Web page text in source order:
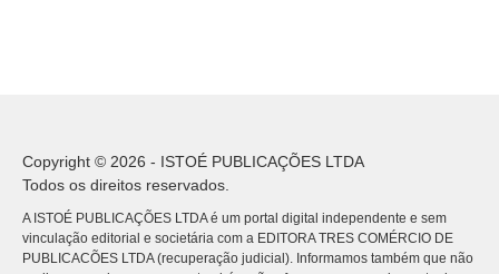
Copyright © 2026 - ISTOÉ PUBLICAÇÕES LTDA
Todos os direitos reservados.
A ISTOÉ PUBLICAÇÕES LTDA é um portal digital independente e sem
vinculação editorial e societária com a EDITORA TRES COMÉRCIO DE
PUBLICACÕES LTDA (recuperação judicial). Informamos também que não